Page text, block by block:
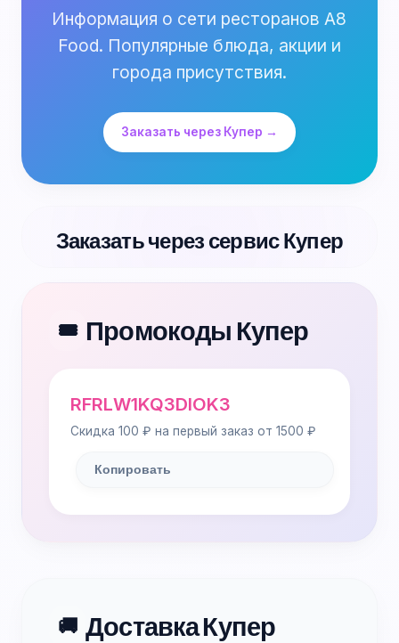
Информация о сети ресторанов A8
Food. Популярные блюда, акции и
города присутствия.
Заказать через Купер →
Заказать через сервис Купер
🎟️ Промокоды Купер
RFRLW1KQ3DIOK3
Скидка 100 ₽ на первый заказ от 1500 ₽
Копировать
🚚 Доставка Купер